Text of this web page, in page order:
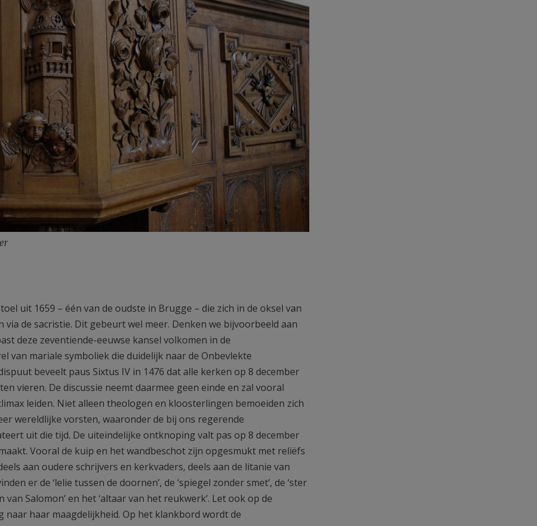
uit 1659 – één van de oudste in Brugge – die zich in de oksel van
de sacristie. Dit gebeurt wel meer. Denken we bijvoorbeeld aan
deze zeventiende-eeuwse kansel volkomen in de
van mariale symboliek die duidelijk naar de Onbevlekte
beveelt paus Sixtus IV in 1476 dat alle kerken op 8 december
vieren. De discussie neemt daarmee geen einde en zal vooral
leiden. Niet alleen theologen en kloosterlingen bemoeiden zich
wereldlijke vorsten, waaronder de bij ons regerende
uit die tijd. De uiteindelijke ontknoping valt pas op 8 december
Vooral de kuip en het wandbeschot zijn opgesmukt met reliëfs
aan oudere schrijvers en kerkvaders, deels aan de litanie van
er de ‘lelie tussen de doornen’, de ‘spiegel zonder smet’, de ‘ster
van Salomon’ en het ‘altaar van het reukwerk’. Let ook op de
naar haar maagdelijkheid. Op het klankbord wordt de